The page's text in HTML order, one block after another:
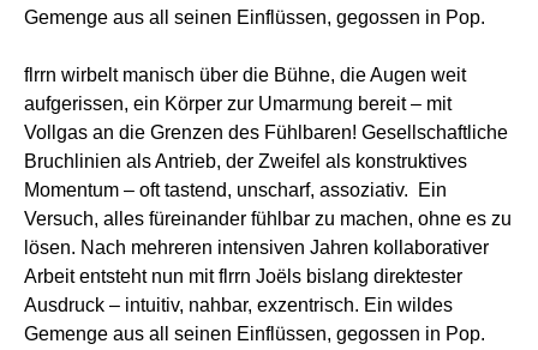
Gemenge aus all seinen Einflüssen, gegossen in Pop.
flrrn wirbelt manisch über die Bühne, die Augen weit
aufgerissen, ein Körper zur Umarmung bereit – mit
Vollgas an die Grenzen des Fühlbaren! Gesellschaftliche
Bruchlinien als Antrieb, der Zweifel als konstruktives
Momentum – oft tastend, unscharf, assoziativ. Ein
Versuch, alles füreinander fühlbar zu machen, ohne es zu
lösen. Nach mehreren intensiven Jahren kollaborativer
Arbeit entsteht nun mit flrrn Joëls bislang direktester
Ausdruck – intuitiv, nahbar, exzentrisch. Ein wildes
Gemenge aus all seinen Einflüssen, gegossen in Pop.